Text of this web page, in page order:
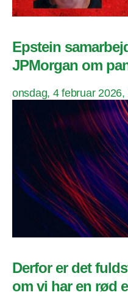
Epstein
JPMorgan om
onsdag, 4 februar 2026,
Derfor er det
om vi har en rød